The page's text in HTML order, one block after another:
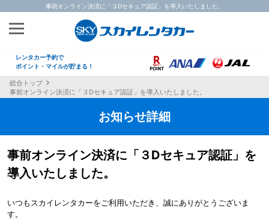
事前オンライン決済に「３Dセキュア認証」を導入いたしました。
レンタカー予約で
ポイント・マイルが貯まる！
総合トップ
事前オンライン決済に「３Dセキュア認証」を導入いたしました。
お知らせ詳細
事前オンライン決済に「３Dセキュア認証」を
導入いたしました。
いつもスカイレンタカーをご利用いただき、誠にありがとうございま
す。